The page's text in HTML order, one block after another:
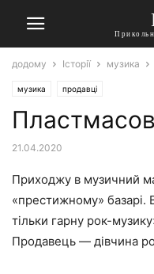
додому Історії музика
музика продавці
21.04.2020
Приходжу в музичний
«престижному» базарі.
тільки гарну рок-
Продавець — дівчина